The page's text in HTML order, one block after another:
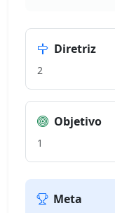
Diretriz
2
Objetivo
1
Meta